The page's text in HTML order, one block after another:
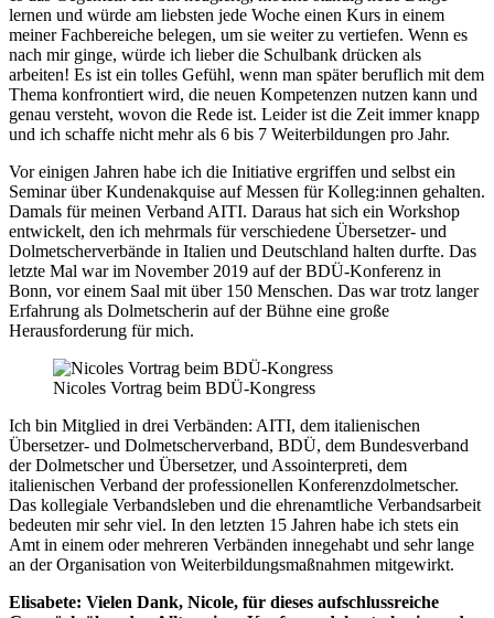
lernen und würde am liebsten jede Woche einen Kurs in einem
meiner Fachbereiche belegen, um sie weiter zu vertiefen. Wenn es
nach mir ginge, würde ich lieber die Schulbank drücken als
arbeiten! Es ist ein tolles Gefühl, wenn man später beruflich mit dem
Thema konfrontiert wird, die neuen Kompetenzen nutzen kann und
genau versteht, wovon die Rede ist. Leider ist die Zeit immer knapp
und ich schaffe nicht mehr als 6 bis 7 Weiterbildungen pro Jahr.
Vor einigen Jahren habe ich die Initiative ergriffen und selbst ein
Seminar über Kundenakquise auf Messen für Kolleg:innen gehalten.
Damals für meinen Verband AITI. Daraus hat sich ein Workshop
entwickelt, den ich mehrmals für verschiedene Übersetzer- und
Dolmetscherverbände in Italien und Deutschland halten durfte. Das
letzte Mal war im November 2019 auf der BDÜ-Konferenz in
Bonn, vor einem Saal mit über 150 Menschen. Das war trotz langer
Erfahrung als Dolmetscherin auf der Bühne eine große
Herausforderung für mich.
Nicoles Vortrag beim BDÜ-Kongress
Ich bin Mitglied in drei Verbänden: AITI, dem italienischen
Übersetzer- und Dolmetscherverband, BDÜ, dem Bundesverband
der Dolmetscher und Übersetzer, und Assointerpreti, dem
italienischen Verband der professionellen Konferenzdolmetscher.
Das kollegiale Verbandsleben und die ehrenamtliche Verbandsarbeit
bedeuten mir sehr viel. In den letzten 15 Jahren habe ich stets ein
Amt in einem oder mehreren Verbänden innegehabt und sehr lange
an der Organisation von Weiterbildungsmaßnahmen mitgewirkt.
Elisabete: Vielen Dank, Nicole, für dieses aufschlussreiche